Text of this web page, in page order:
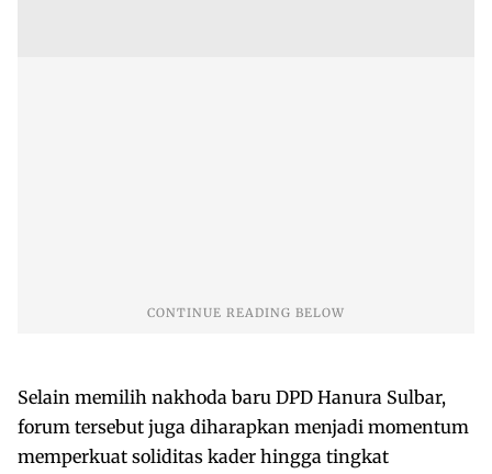
Selain memilih nakhoda baru DPD Hanura Sulbar,
forum tersebut juga diharapkan menjadi momentum
memperkuat soliditas kader hingga tingkat